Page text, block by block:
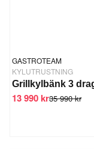
GASTROTEAM
KYLUTRUSTNING
35 990 kr
13 990 kr